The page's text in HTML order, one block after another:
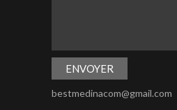
bestmedinacom@gmail.com